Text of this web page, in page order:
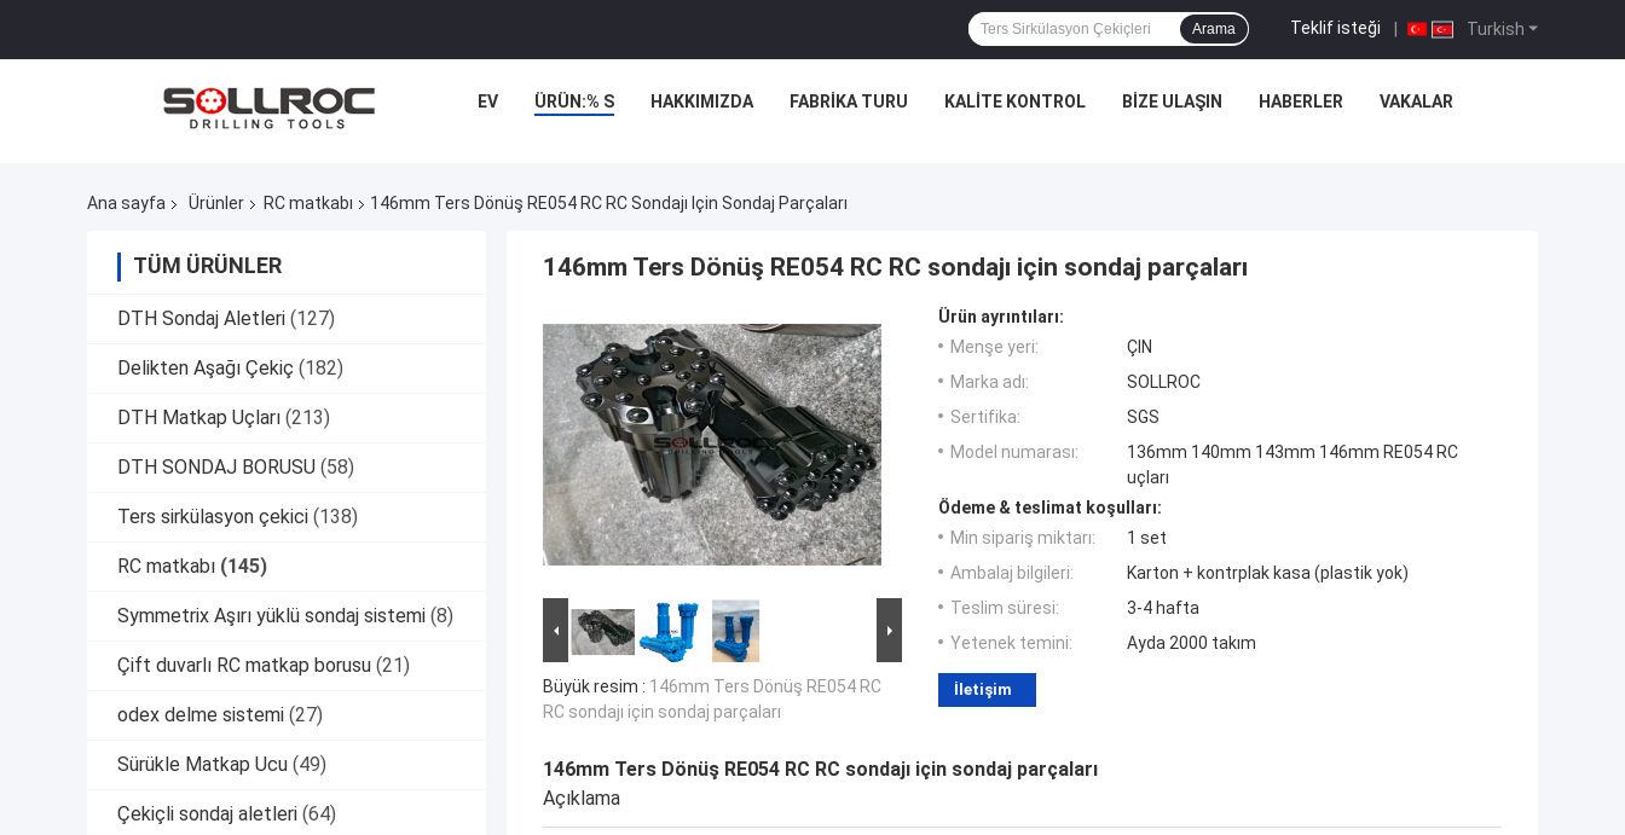
Turkish
Teklif isteği |
Arama
EV ÜRÜN:% S HAKKIMIZDA FABRIKA TURU KALITE KONTROL BIZE ULAŞIN HABERLER VAKALAR
Ana sayfa Ürünler RC matkabı 146mm Ters Dönüş RE054 RC RC Sondajı Için Sondaj Parçaları
TÜM ÜRÜNLER
DTH Sondaj Aletleri (127)
Delikten Aşağı Çekiç (182)
DTH Matkap Uçları (213)
DTH SONDAJ BORUSU (58)
Ters sirkülasyon çekici (138)
RC matkabı (145)
Symmetrix Aşırı yüklü sondaj sistemi (8)
Çift duvarlı RC matkap borusu (21)
odex delme sistemi (27)
Sürükle Matkap Ucu (49)
Çekiçli sondaj aletleri (64)
146mm Ters Dönüş RE054 RC RC sondajı için sondaj parçaları
Büyük resim : 146mm Ters Dönüş RE054 RC
RC sondajı için sondaj parçaları
Ürün ayrıntıları:
Menşe yeri:
ÇIN
Marka adı:
SOLLROC
Sertifika:
SGS
Model numarası:
136mm 140mm 143mm 146mm RE054 RC
uçları
Ödeme & teslimat koşulları:
Min sipariş miktarı:
1 set
Ambalaj bilgileri:
Karton + kontrplak kasa (plastik yok)
Teslim süresi:
3-4 hafta
Yetenek temini:
Ayda 2000 takım
İletişim
146mm Ters Dönüş RE054 RC RC sondajı için sondaj parçaları
Açıklama